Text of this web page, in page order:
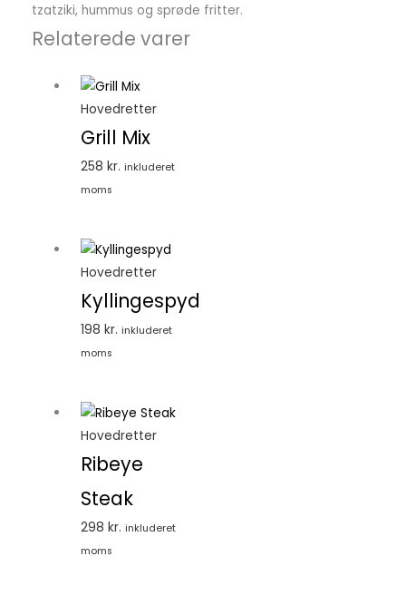
tzatziki, hummus og sprøde fritter.
Relaterede varer
Hovedretter
Grill Mix
258kr. inkluderet
moms
Hovedretter
Kyllingespyd
198kr. inkluderet
moms
Hovedretter
Ribeye
Steak
298kr. inkluderet
moms